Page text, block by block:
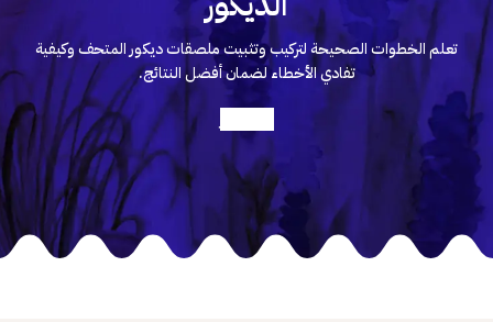
تعلم الخطوات الصحيحة لتركيب وتثبيت ملصقات ديكور المتحف وكيفية
تفادي الأخطاء لضمان أفضل النتائج.